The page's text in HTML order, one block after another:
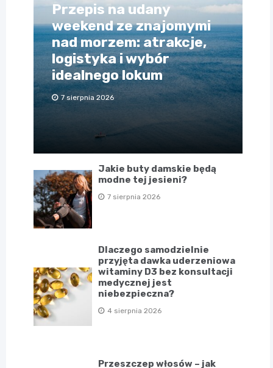
Przepis na udany
weekend ze znajomymi
nad morzem: atrakcje,
logistyka i wybór
idealnego lokum
7 sierpnia 2026
Jakie buty damskie będą
modne tej jesieni?
7 sierpnia 2026
Dlaczego samodzielnie
przyjęta dawka uderzeniowa
witaminy D3 bez konsultacji
medycznej jest
niebezpieczna?
4 sierpnia 2026
Przeszczep włosów – jak